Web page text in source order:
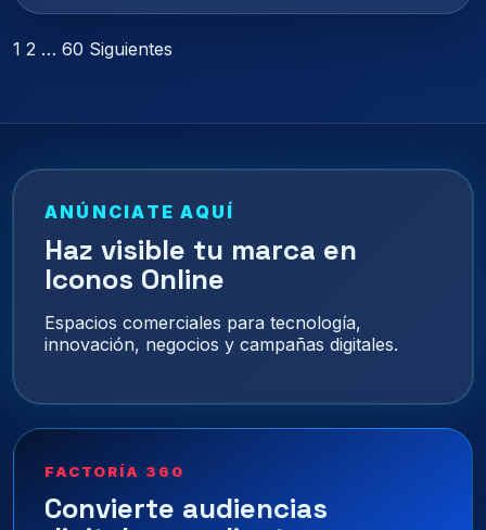
Paginación
entradas
1 2 … 60 Siguientes
ANÚNCIATE AQUÍ
Haz visible tu marca en
Iconos Online
Espacios comerciales para tecnología,
innovación, negocios y campañas digitales.
FACTORÍA 360
Convierte audiencias